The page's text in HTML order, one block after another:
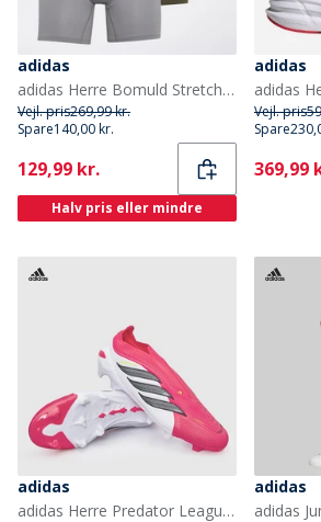
adidas
adidas Herre Bomuld Stretch Tre Pak Boxer Shorts Navy/Grå/Olive
Vejl. pris269,99 kr.
Spare140,00 kr.
Current
129,99 kr.
Halv pris eller mindre
adidas
Vejl. pris
Spare
Current
369,99
adidas
adidas Herre Predator League snøreløse født til målpakke FG fast bund fodboldstøvler Lucid Red/Core Black/Cloud White
adidas